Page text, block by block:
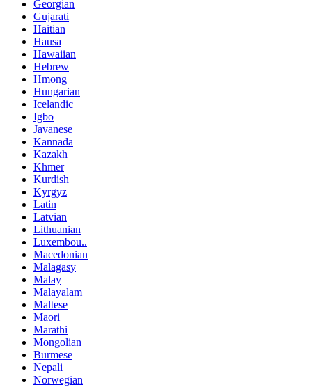
Georgian
Gujarati
Haitian
Hausa
Hawaiian
Hebrew
Hmong
Hungarian
Icelandic
Igbo
Javanese
Kannada
Kazakh
Khmer
Kurdish
Kyrgyz
Latin
Latvian
Lithuanian
Luxembou..
Macedonian
Malagasy
Malay
Malayalam
Maltese
Maori
Marathi
Mongolian
Burmese
Nepali
Norwegian